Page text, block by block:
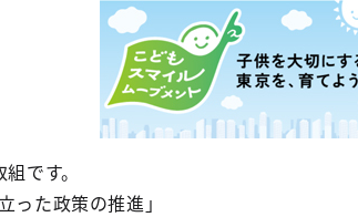
です。
た政策の推進」